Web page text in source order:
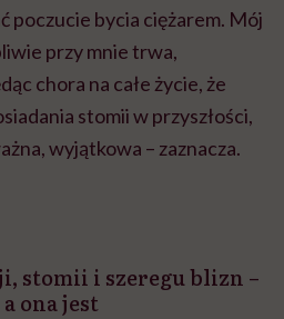
poczucie bycia ciężarem. Mój
przy mnie trwa,
chora na całe życie, że
stomii w przyszłości,
wyjątkowa – zaznacza.
stomii i szeregu blizn –
ona jest